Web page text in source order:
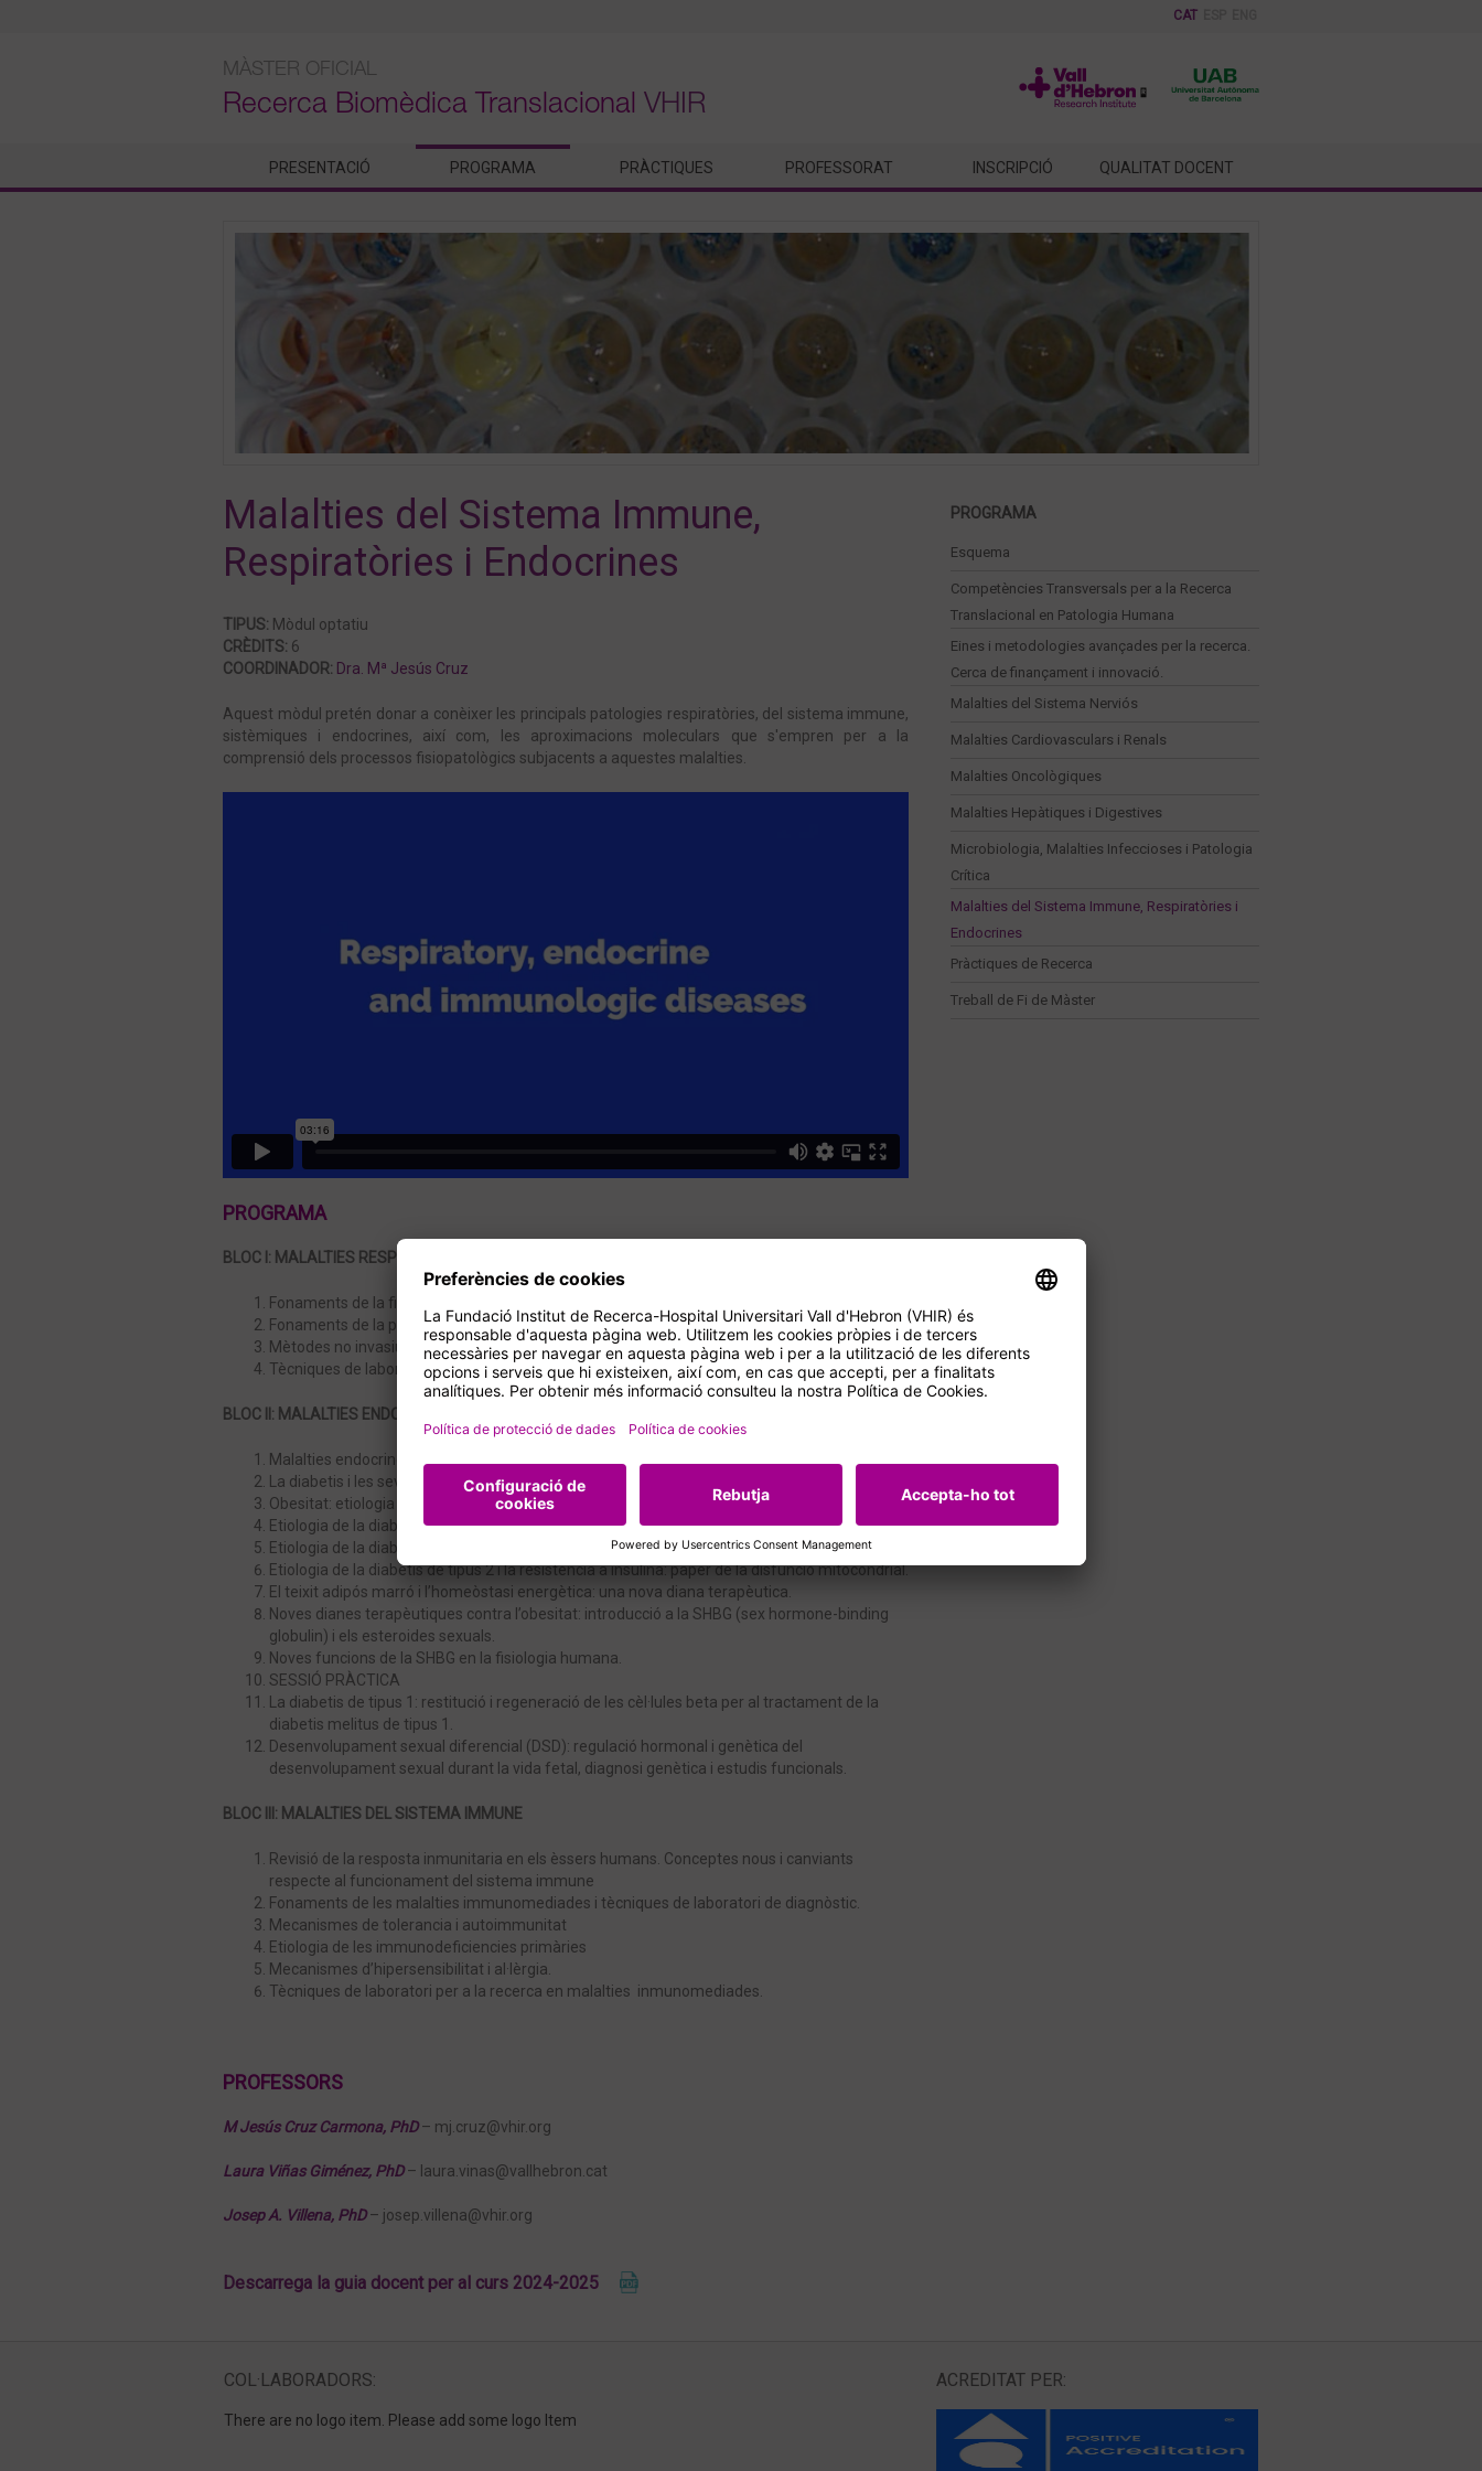
CAT
MÀSTER OFICIAL
Recerca Biomèdica Translacional VHIR
PRESENTACIÓ PROGRAMA PRÀCTIQUES PROFESSORAT INSCRIPCIÓ QUALITAT DOCENT
Malalties del Sistema Immune,
Respiratòries i Endocrines
TIPUS: Mòdul optatiu
CRÈDITS: 6
COORDINADOR: Dra. Mª Jesús Cruz
Aquest mòdul pretén donar a conèixer les principals patologies respiratòries, del sistema immune,
sistèmiques i endocrines, així com, les aproximacions moleculars que s'empren per a la
comprensió dels processos fisiopatològics subjacents a aquestes malalties.
PROGRAMA
BLOC I: MALALTIES RESPIRATÒRIES
Fonaments de la fisiopatologia de l’asma i la malaltia pulmonar crònica
Fonaments de la patologia respiratòria ocupacional i mediambiental
Mètodes no invasius d’estudi de la inflamació en la patologia respiratòria
Tècniques de laboratori per a la recerca en patologia respiratòria
BLOC II: MALALTIES ENDOCRINES
Malalties endocrines: conceptes bàsics i característiques clíniques.
La diabetis i les seves complicacions: el punt de vista clínic.
Obesitat: etiologia i estratègies terapèutiques.
Etiologia de la diabetis de tipus 2 i la resistència a insulina: lipotoxicitat.
Etiologia de la diabetis de tipus 2 i la resistència a insulina: inflamació.
Etiologia de la diabetis de tipus 2 i la resistència a insulina: paper de la disfunció mitocondrial.
El teixit adipós marró i l’homeòstasi energètica: una nova diana terapèutica.
Noves dianes terapèutiques contra l’obesitat: introducció a la SHBG (sex hormone-binding
globulin) i els esteroides sexuals.
Noves funcions de la SHBG en la fisiologia humana.
SESSIÓ PRÀCTICA
La diabetis de tipus 1: restitució i regeneració de les cèl·lules beta per al tractament de la
diabetis melitus de tipus 1.
Desenvolupament sexual diferencial (DSD): regulació hormonal i genètica del
desenvolupament sexual durant la vida fetal, diagnosi genètica i estudis funcionals.
BLOC III: MALALTIES DEL SISTEMA IMMUNE
Revisió de la resposta inmunitaria en els èssers humans. Conceptes nous i canviants
respecte al funcionament del sistema immune
Fonaments de les malalties immunomediades i tècniques de laboratori de diagnòstic.
Mecanismes de tolerancia i autoimmunitat
Etiologia de les immunodeficiencies primàries
Mecanismes d’hipersensibilitat i al·lèrgia.
Tècniques de laboratori per a la recerca en malalties inmunomediades.
PROFESSORS
M Jesús Cruz Carmona, PhD– mj.cruz@vhir.org
Laura Viñas Giménez, PhD– laura.vinas@vallhebron.cat
Josep A. Villena, PhD– josep.villena@vhir.org
Descarrega la guia docent per al curs 2024-2025
PROGRAMA
Esquema
Competències Transversals per a la Recerca
Translacional en Patologia Humana
Eines i metodologies avançades per la recerca.
Cerca de finançament i innovació.
Malalties del Sistema Nerviós
Malalties Cardiovasculars i Renals
Malalties Oncològiques
Malalties Hepàtiques i Digestives
Microbiologia, Malalties Infeccioses i Patologia
Crítica
Malalties del Sistema Immune, Respiratòries i
Endocrines
Pràctiques de Recerca
Treball de Fi de Màster
COL·LABORADORS:
There are no logo item. Please add some logo Item
ACREDITAT PER: